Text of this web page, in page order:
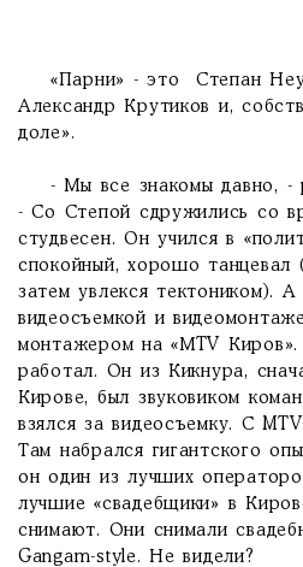
«Парни» - это Степан
Александр Крутиков и,
доле».
- Мы все знакомы давно, -
- Со Степой сдружились со
студвесен. Он учился в
спокойный, хорошо танцевал
затем увлекся тектоником). А
видеосъемкой и
монтажером на «МTV
работал. Он из Кикнура,
Кирове, был звуковиком
взялся за видеосъемку. С
Там набрался гигантского
он один из лучших
лучшие «свадебщики» в
снимают. Они снимали
Gangam-style. Не видели?